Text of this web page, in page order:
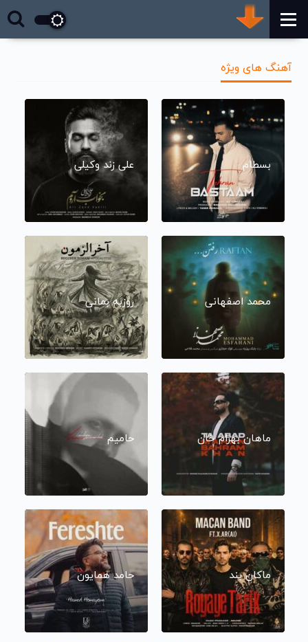
آهنگ های ویژه
بسطام علی زند وکیلی
محمد اصفهانی روزبه بمانی
ماهان بهرام خان حامیم
ماکان بند حامد همایون